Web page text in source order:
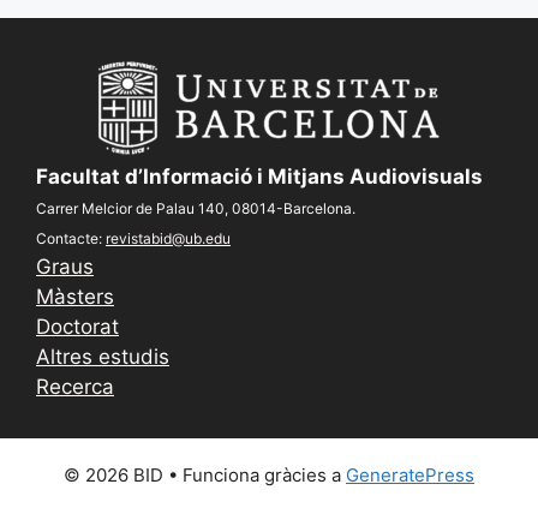
Facultat d’Informació i Mitjans Audiovisuals
Carrer Melcior de Palau 140, 08014-Barcelona.
Contacte: revistabid@ub.edu
Graus
Màsters
Doctorat
Altres estudis
Recerca
© 2026 BID • Funciona gràcies a GeneratePress